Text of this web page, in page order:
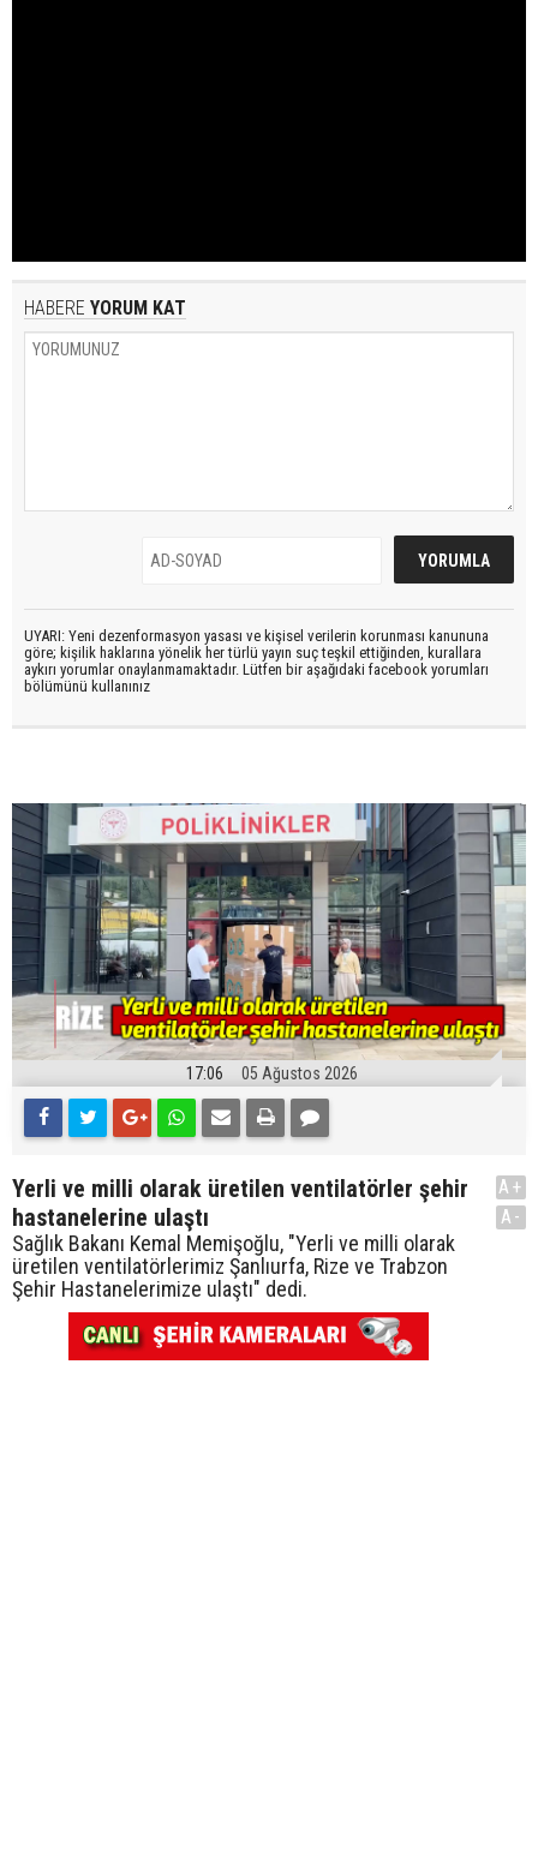
HABERE YORUM KAT
UYARI: Yeni dezenformasyon yasası ve kişisel verilerin korunması kanununa
göre; kişilik haklarına yönelik her türlü yayın suç teşkil ettiğinden, kurallara
aykırı yorumlar onaylanmamaktadır. Lütfen bir aşağıdaki facebook yorumları
bölümünü kullanınız
17:06 05 Ağustos 2026
Yerli ve milli olarak üretilen ventilatörler şehir
hastanelerine ulaştı
Sağlık Bakanı Kemal Memişoğlu, "Yerli ve milli olarak
üretilen ventilatörlerimiz Şanlıurfa, Rize ve Trabzon
Şehir Hastanelerimize ulaştı" dedi.
A+
A-